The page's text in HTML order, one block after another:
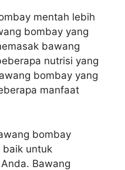
mentah lebih
bombay yang
bawang
nutrisi yang
bombay yang
manfaat
bombay
baik untuk
Bawang